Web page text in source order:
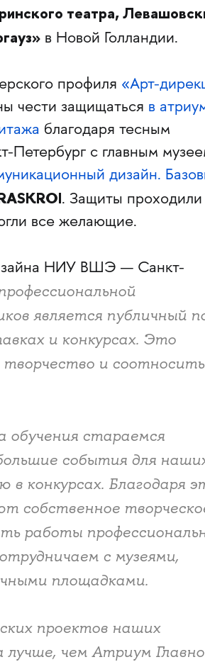
театра,
в Новой Голландии.
профиля «Арт-
чести защищаться в
благодаря тесным
с главным
дизайн.
. Защиты проходили
все желающие.
НИУ ВШЭ — Санкт-
является публичный
и конкурсах. Это
и соотносить
обучения стараемся
события для
конкурсах. Благодаря
собственное
работы
с музеями,
площадками.
проектов наших
чем Атриум